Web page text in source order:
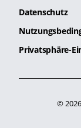
Datenschutz
Privatsphäre-
©